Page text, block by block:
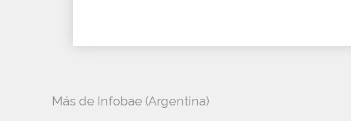
Más de Infobae (Argentina)